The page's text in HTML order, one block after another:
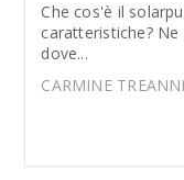
Che cos'è il
caratteristiche?
dove...
CARMINE